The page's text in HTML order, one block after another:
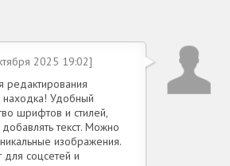
2025 19:02]
редактирования
Удобный
шрифтов и стилей,
текст. Можно
изображения.
соцсетей и